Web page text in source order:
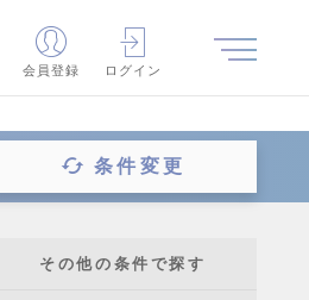
会員登録 ログイン
条件変更
その他の条件で探す